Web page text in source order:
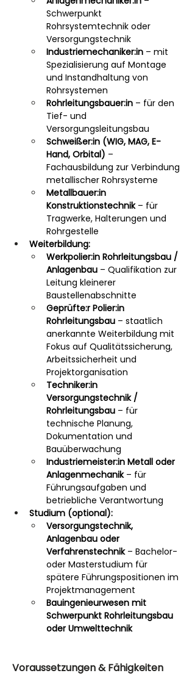
Schwerpunkt
Rohrsystemtechnik oder
Versorgungstechnik
Industriemechaniker:in – mit
Spezialisierung auf Montage
und Instandhaltung von
Rohrsystemen
Rohrleitungsbauer:in – für den
Tief- und
Versorgungsleitungsbau
Schweißer:in (WIG, MAG, E-
Hand, Orbital) –
Fachausbildung zur Verbindung
metallischer Rohrsysteme
Metallbauer:in
Konstruktionstechnik – für
Tragwerke, Halterungen und
Rohrgestelle
Weiterbildung:
Werkpolier:in Rohrleitungsbau /
Anlagenbau – Qualifikation zur
Leitung kleinerer
Baustellenabschnitte
Geprüfte:r Polier:in
Rohrleitungsbau – staatlich
anerkannte Weiterbildung mit
Fokus auf Qualitätssicherung,
Arbeitssicherheit und
Projektorganisation
Techniker:in
Versorgungstechnik /
Rohrleitungsbau – für
technische Planung,
Dokumentation und
Bauüberwachung
Industriemeister:in Metall oder
Anlagenmechanik – für
Führungsaufgaben und
betriebliche Verantwortung
Studium (optional):
Versorgungstechnik,
Anlagenbau oder
Verfahrenstechnik – Bachelor-
oder Masterstudium für
spätere Führungspositionen im
Projektmanagement
Bauingenieurwesen mit
Schwerpunkt Rohrleitungsbau
oder Umwelttechnik
Voraussetzungen & Fähigkeiten